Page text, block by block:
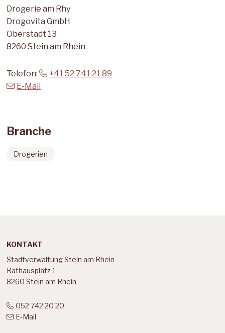
Drogerie am Rhy
Drogovita GmbH
Oberstadt 13
8260 Stein am Rhein
Telefon:
+41 52 741 21 89
E-Mail
Branche
Drogerien
KONTAKT
Stadtverwaltung Stein am Rhein
Rathausplatz 1
8260 Stein am Rhein
052 742 20 20
E-Mail